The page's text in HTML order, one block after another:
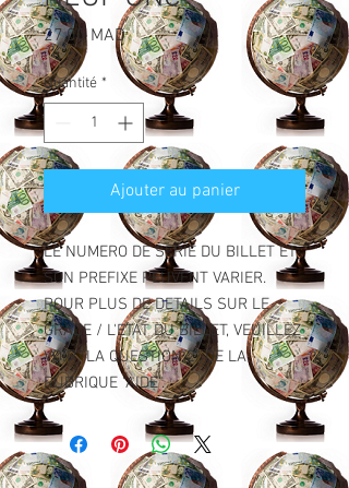
27,00 MADPrix
Quantité *
Ajouter au panier
LE NUMERO DE SERIE DU BILLET ET
SON PREFIXE PEUVENT VARIER.
POUR PLUS DE DETAILS SUR LE
GRADE / L'ETAT DU BILLET, VEUILLEZ
VOIR "LA QUESTION 2" DE LA
RUBRIQUE "AIDE".